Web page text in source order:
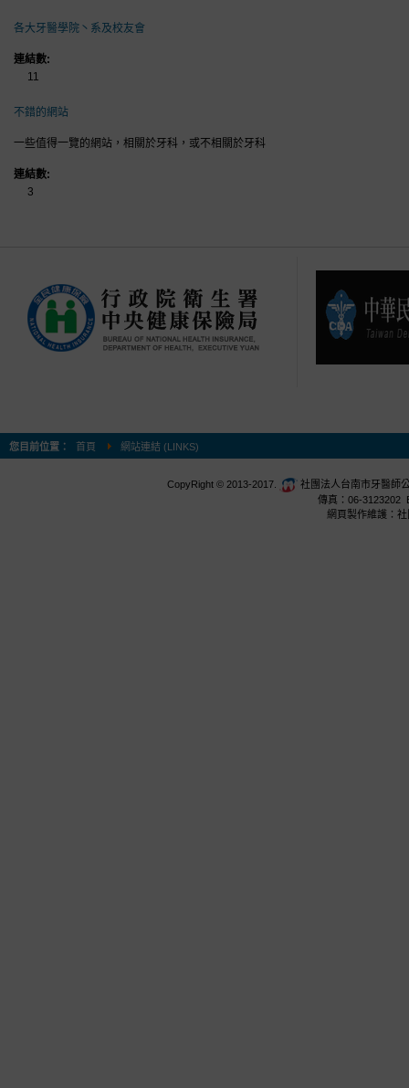
各大牙醫學院丶系及校友會
連結數:
11
不錯的網站
一些值得一覽的網站，相關於牙科，或不相關於牙科
連結數:
3
您目前位置： 首頁 網站連結 (LINKS)
CopyRight © 2013-2017.
社團法人台南市牙醫師
傳真：06-3123202
網頁製作維護：